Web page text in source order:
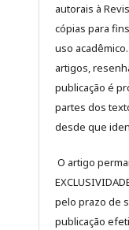
autorais à
cópias para
uso
artigos,
publicação é
partes dos
desde que
O artigo
pelo prazo de
publicação